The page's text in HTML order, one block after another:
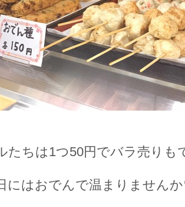
たちは1つ50円でバラ売りも
にはおでんで温まりません